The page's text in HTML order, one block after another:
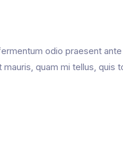
odio praesent
quam mi tellus,